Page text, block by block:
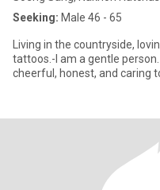
Seeking: Male 46 - 65
Living in the countryside,
tattoos.-I am a gentle
cheerful, honest, and caring